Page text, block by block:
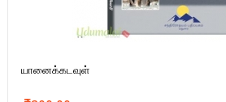
யானைக்கடவுள்